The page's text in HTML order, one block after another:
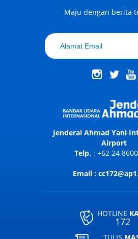
Maju dengan berita
Jenderal Ahmad Yani
Airport
Telp. : +62 24
Email :
HOTLINE
172
TULIS